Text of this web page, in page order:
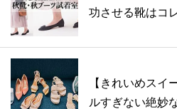
功させる靴はコ
【きれいめスイ
ルすぎない絶妙